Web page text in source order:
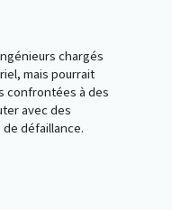
chargés
mais pourrait
confrontées à des
avec des
défaillance.